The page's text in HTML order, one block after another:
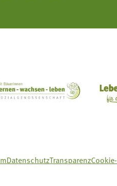
Sozialgenossenschaft
DatenschutzTransparenz